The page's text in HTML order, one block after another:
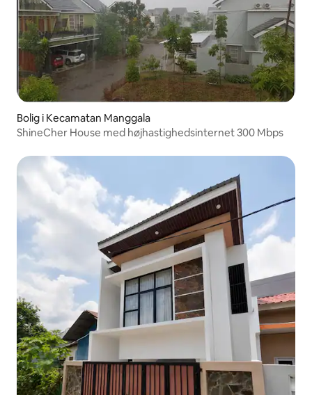
Bolig i Kecamatan Manggala
ShineCher House med højhastighedsinternet 300 Mbps